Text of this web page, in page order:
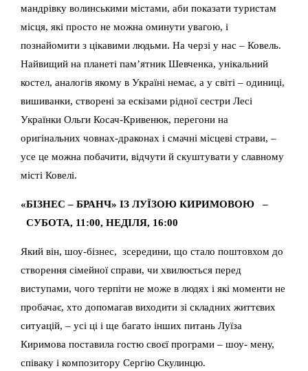
мандрівку волинськими містами, аби показати туристам
місця, які просто не можна оминути увагою, і
познайомити з цікавими людьми. На черзі у нас – Ковель.
Найвищий на планеті пам’ятник Шевченка, унікальний
костел, аналогів якому в Україні немає, а у світі – одиниці,
вишиванки, створені за ескізами рідної сестри Лесі
Українки Ольги Косач-Кривенюк, перегони на
оригінальних човнах-драконах і смачні місцеві страви, –
усе це можна побачити, відчути й скуштувати у славному
місті Ковелі.
«БІЗНЕС – БРАНЧ» ІЗ ЛУЇЗОЮ КИРИМОВОЮ –
СУБОТА, 11:00, НЕДІЛЯ, 16:00
Який він, шоу-бізнес, зсередини, що стало поштовхом до
створення сімейної справи, чи хвилюється перед
виступами, чого терпіти не може в людях і які моменти не
пробачає, хто допомагав виходити зі складних життєвих
ситуацій, – усі ці і ще багато інших питань Луїза
Киримова поставила гостю своєї програми – шоу- мену,
співаку і композитору Сергію Скулинцю.